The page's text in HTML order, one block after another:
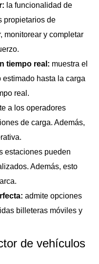
la funcionalidad de
propietarios de
monitorear y completar
tiempo real: muestra el
hasta la carga
real.
a los operadores
de carga. Además,
estaciones pueden
Además, esto
admite opciones
billeteras móviles y
de vehículos